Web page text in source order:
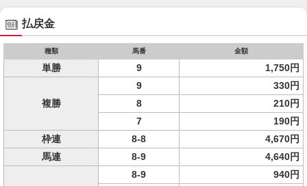
払戻金
種類 馬番 金額
単勝 9 1,750円
複勝
9
330円
8
210円
7
190円
枠連
8-8
4,670円
馬連
8-9 4,640円
8-9
940円